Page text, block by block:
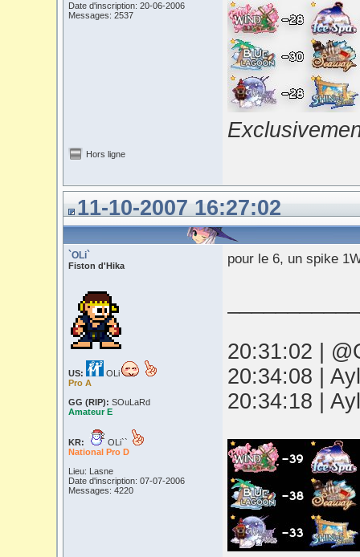
Date d'inscription: 20-06-2006
Messages: 2537
Hors ligne
11-10-2007 16:27:02
`OLi`
Fiston d'Hika
US:
OLi
Pro A
GG (RIP): SOuLaRd
Amateur E
KR:
OLi``
National Pro D
Lieu: Lasne
Date d'inscription: 07-07-2006
Messages: 4220
pour le 6, un spike
20:31:02 |
20:34:08 |
20:34:18 |